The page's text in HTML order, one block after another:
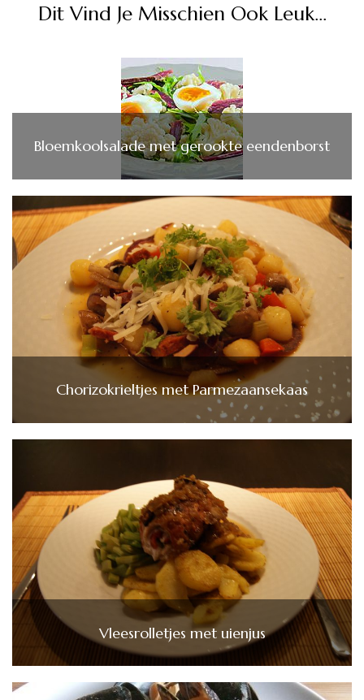
Dit Vind Je Misschien Ook Leuk...
Bloemkoolsalade met gerookte eendenborst
Chorizokrieltjes met Parmezaansekaas
Vleesrolletjes met uienjus